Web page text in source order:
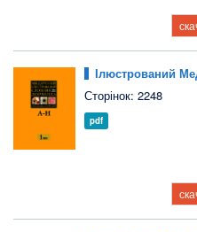
Ілюстрований
Сторінок: 2248
pdf